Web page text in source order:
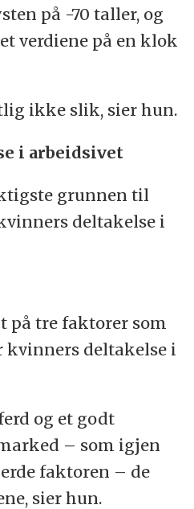
på -70 taller, og
verdiene på en klok
ikke slik, sier hun.
i arbeidsivet
grunnen til
deltakelse i
på tre faktorer som
deltakelse i
og et godt
– som igjen
faktoren – de
sier hun.